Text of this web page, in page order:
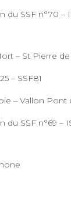
du SSF n°70 –
– St Pierre
– SSF81
– Vallon Pont
du SSF n°69 –